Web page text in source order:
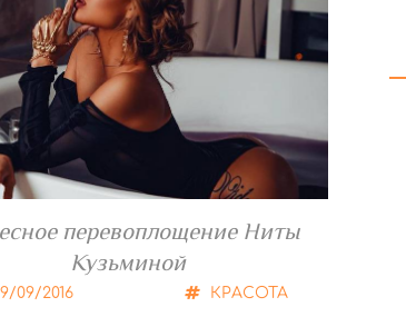
перевоплощение Ниты
Кузьминой
09/2016 КРАСОТА